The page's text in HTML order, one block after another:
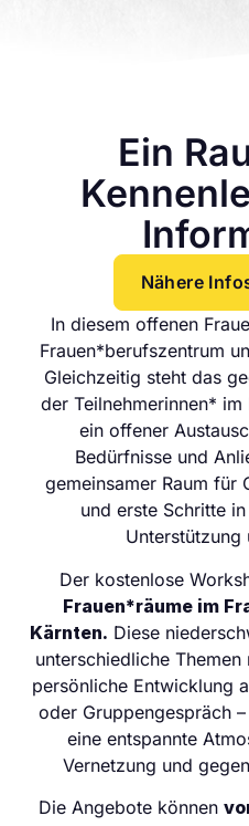
Ein
Nähere
In diesem offenen
Frauen*berufszentrum
Gleichzeitig steht das
der Teilnehmerinnen*
ein offener
Bedürfnisse und
gemeinsamer Raum für
und erste Schritte
Unterstützung
Der kostenlose
Frauen*räume im
Kärnten. Diese
unterschiedliche
persönliche Entwicklung
oder Gruppengespräch
eine entspannte
Vernetzung und
Die Angebote können